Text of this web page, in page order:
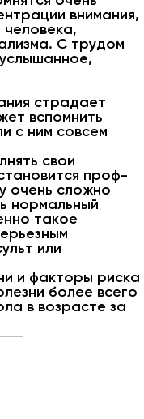
внимания,
С трудом
страдает
вспомнить
с ним совсем
свои
проф-
очень сложно
нормальный
такое
или
и факторы риска
более всего
в возрасте за